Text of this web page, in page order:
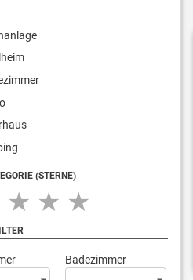
(STERNE)
★
★
★
Badezimmer